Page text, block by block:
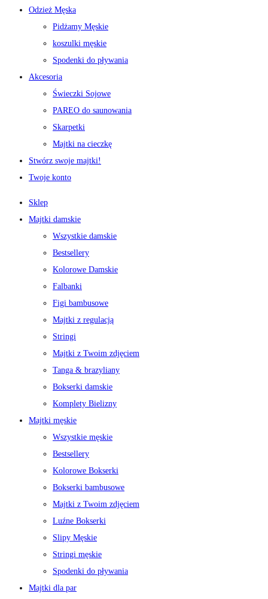
Odzież Męska
Pidżamy Męskie
koszulki męskie
Spodenki do pływania
Akcesoria
Świeczki Sojowe
PAREO do saunowania
Skarpetki
Majtki na cieczkę
Stwórz swoje majtki!
Twoje konto
Sklep
Majtki damskie
Wszystkie damskie
Bestsellery
Kolorowe Damskie
Falbanki
Figi bambusowe
Majtki z regulacją
Stringi
Majtki z Twoim zdjęciem
Tanga & brazyliany
Bokserki damskie
Komplety Bielizny
Majtki męskie
Wszystkie męskie
Bestsellery
Kolorowe Bokserki
Bokserki bambusowe
Majtki z Twoim zdjęciem
Luźne Bokserki
Slipy Męskie
Stringi męskie
Spodenki do pływania
Majtki dla par